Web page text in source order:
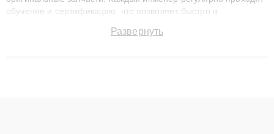
обучение и сертификацию, что позволяет быстро и
сохранением гарантии до 3 лет. Наши мастера решают
Развернуть